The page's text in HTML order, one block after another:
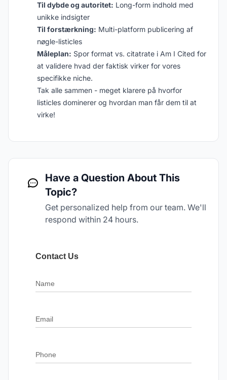
Til dybde og autoritet: Long-form indhold med
unikke indsigter
Til forstærkning: Multi-platform publicering af
nøgle-listicles
Måleplan: Spor format vs. citatrate i Am I Cited for
at validere hvad der faktisk virker for vores
specifikke niche.
Tak alle sammen - meget klarere på hvorfor
listicles dominerer og hvordan man får dem til at
virke!
Have a Question About This
Topic?
Get personalized help from our team. We'll
respond within 24 hours.